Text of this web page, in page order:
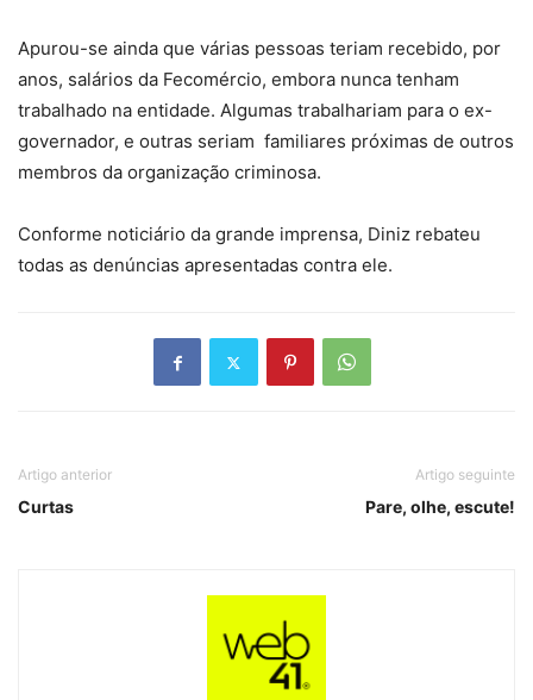
Apurou-se ainda que várias pessoas teriam recebido, por
anos, salários da Fecomércio, embora nunca tenham
trabalhado na entidade. Algumas trabalhariam para o ex-
governador, e outras seriam familiares próximas de outros
membros da organização criminosa.
Conforme noticiário da grande imprensa, Diniz rebateu
todas as denúncias apresentadas contra ele.
Artigo anterior
Curtas
Artigo seguinte
Pare, olhe, escute!